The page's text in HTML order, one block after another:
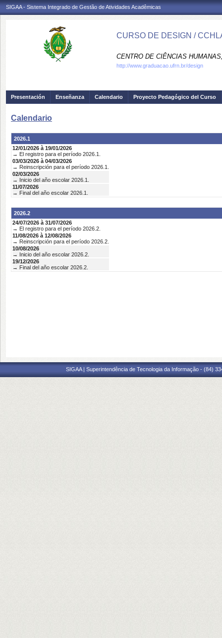
SIGAA - Sistema Integrado de Gestão de Atividades Acadêmicas
CURSO DE DESIGN /
CENTRO DE CIÊNCIAS
http://www.graduacao.ufrn.br/design
Presentación Enseñanza Calendario Proyecto Pedagógico del Curso
Calendario
2026.1
12/01/2026 à 19/01/2026
→ El registro para el período 2026.1.
03/03/2026 à 04/03/2026
→ Reinscripción para el período 2026.1.
02/03/2026
→ Inicio del año escolar 2026.1.
11/07/2026
→ Final del año escolar 2026.1.
2026.2
24/07/2026 à 31/07/2026
→ El registro para el período 2026.2.
11/08/2026 à 12/08/2026
→ Reinscripción para el período 2026.2.
10/08/2026
→ Inicio del año escolar 2026.2.
19/12/2026
→ Final del año escolar 2026.2.
SIGAA | Superintendência de Tecnologia da Informação - (84)